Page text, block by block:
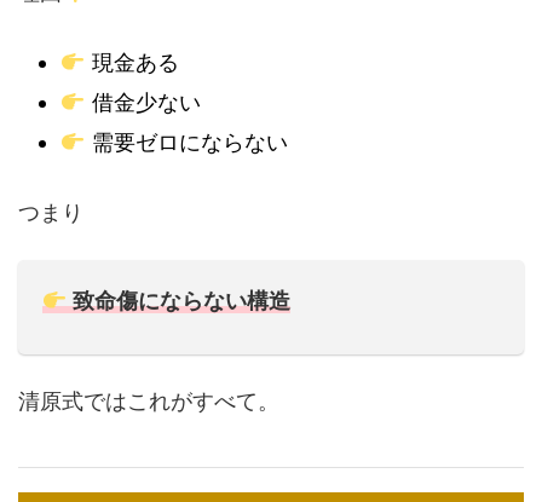
現金ある
借金少ない
需要ゼロにならない
つまり
致命傷にならない構造
清原式ではこれがすべて。